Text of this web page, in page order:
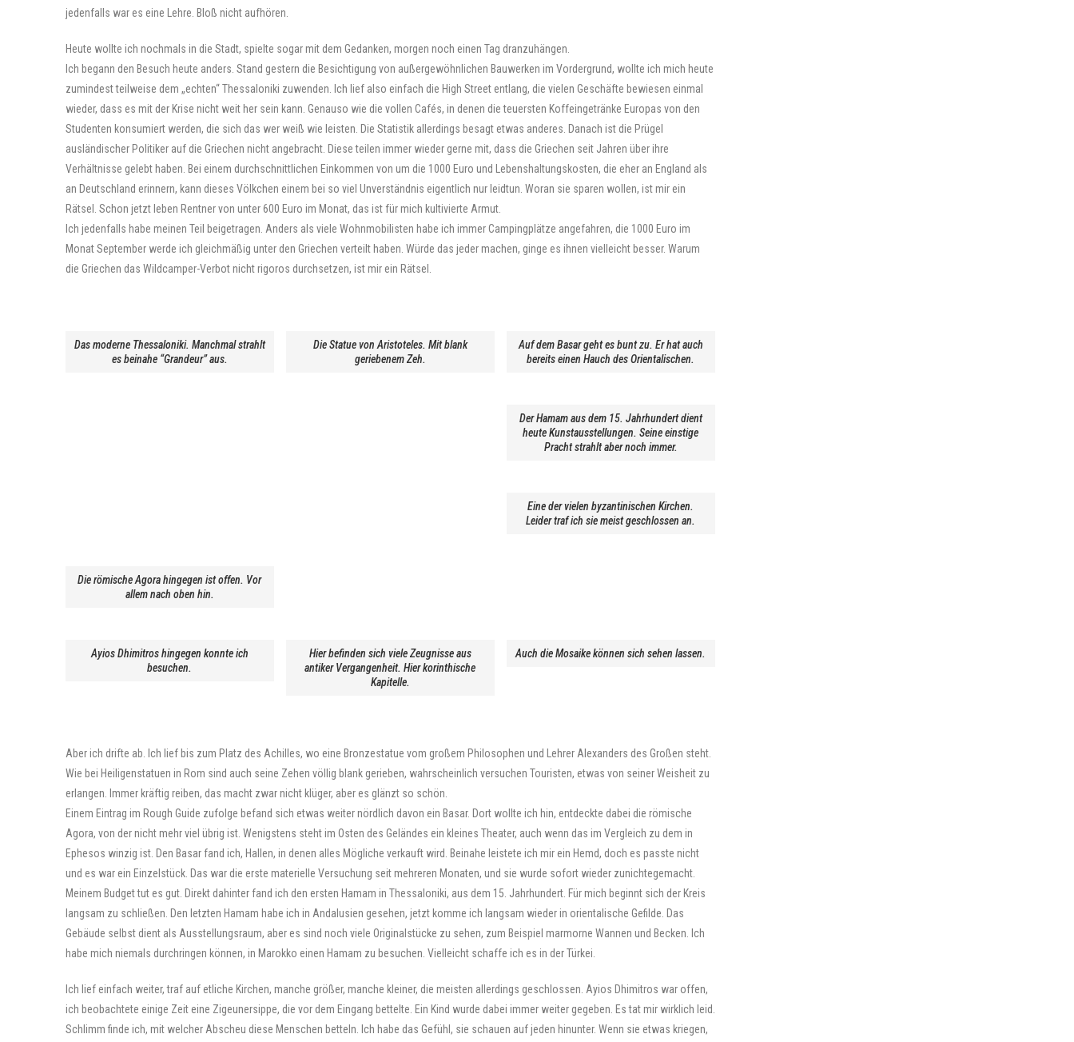
jedenfalls war es eine Lehre. Bloß nicht aufhören.
Heute wollte ich nochmals in die Stadt, spielte sogar mit dem Gedanken, morgen noch einen Tag dranzuhängen.
Ich begann den Besuch heute anders. Stand gestern die Besichtigung von außergewöhnlichen Bauwerken im Vordergrund, wollte ich mich heute
zumindest teilweise dem „echten“ Thessaloniki zuwenden. Ich lief also einfach die High Street entlang, die vielen Geschäfte bewiesen einmal
wieder, dass es mit der Krise nicht weit her sein kann. Genauso wie die vollen Cafés, in denen die teuersten Koffeingetränke Europas von den
Studenten konsumiert werden, die sich das wer weiß wie leisten. Die Statistik allerdings besagt etwas anderes. Danach ist die Prügel
ausländischer Politiker auf die Griechen nicht angebracht. Diese teilen immer wieder gerne mit, dass die Griechen seit Jahren über ihre
Verhältnisse gelebt haben. Bei einem durchschnittlichen Einkommen von um die 1000 Euro und Lebenshaltungskosten, die eher an England als
an Deutschland erinnern, kann dieses Völkchen einem bei so viel Unverständnis eigentlich nur leidtun. Woran sie sparen wollen, ist mir ein
Rätsel. Schon jetzt leben Rentner von unter 600 Euro im Monat, das ist für mich kultivierte Armut.
Ich jedenfalls habe meinen Teil beigetragen. Anders als viele Wohnmobilisten habe ich immer Campingplätze angefahren, die 1000 Euro im
Monat September werde ich gleichmäßig unter den Griechen verteilt haben. Würde das jeder machen, ginge es ihnen vielleicht besser. Warum
die Griechen das Wildcamper-Verbot nicht rigoros durchsetzen, ist mir ein Rätsel.
Das moderne Thessaloniki. Manchmal strahlt
es beinahe “Grandeur” aus.
Die Statue von Aristoteles. Mit blank
geriebenem Zeh.
Auf dem Basar geht es bunt zu. Er hat auch
bereits einen Hauch des Orientalischen.
Der Hamam aus dem 15. Jahrhundert dient
heute Kunstausstellungen. Seine einstige
Pracht strahlt aber noch immer.
Eine der vielen byzantinischen Kirchen.
Leider traf ich sie meist geschlossen an.
Die römische Agora hingegen ist offen. Vor
allem nach oben hin.
Ayios Dhimitros hingegen konnte ich
besuchen.
Hier befinden sich viele Zeugnisse aus
antiker Vergangenheit. Hier korinthische
Kapitelle.
Auch die Mosaike können sich sehen lassen.
Aber ich drifte ab. Ich lief bis zum Platz des Achilles, wo eine Bronzestatue vom großem Philosophen und Lehrer Alexanders des Großen steht.
Wie bei Heiligenstatuen in Rom sind auch seine Zehen völlig blank gerieben, wahrscheinlich versuchen Touristen, etwas von seiner Weisheit zu
erlangen. Immer kräftig reiben, das macht zwar nicht klüger, aber es glänzt so schön.
Einem Eintrag im Rough Guide zufolge befand sich etwas weiter nördlich davon ein Basar. Dort wollte ich hin, entdeckte dabei die römische
Agora, von der nicht mehr viel übrig ist. Wenigstens steht im Osten des Geländes ein kleines Theater, auch wenn das im Vergleich zu dem in
Ephesos winzig ist. Den Basar fand ich, Hallen, in denen alles Mögliche verkauft wird. Beinahe leistete ich mir ein Hemd, doch es passte nicht
und es war ein Einzelstück. Das war die erste materielle Versuchung seit mehreren Monaten, und sie wurde sofort wieder zunichtegemacht.
Meinem Budget tut es gut. Direkt dahinter fand ich den ersten Hamam in Thessaloniki, aus dem 15. Jahrhundert. Für mich beginnt sich der Kreis
langsam zu schließen. Den letzten Hamam habe ich in Andalusien gesehen, jetzt komme ich langsam wieder in orientalische Gefilde. Das
Gebäude selbst dient als Ausstellungsraum, aber es sind noch viele Originalstücke zu sehen, zum Beispiel marmorne Wannen und Becken. Ich
habe mich niemals durchringen können, in Marokko einen Hamam zu besuchen. Vielleicht schaffe ich es in der Türkei.
Ich lief einfach weiter, traf auf etliche Kirchen, manche größer, manche kleiner, die meisten allerdings geschlossen. Ayios Dhimitros war offen,
ich beobachtete einige Zeit eine Zigeunersippe, die vor dem Eingang bettelte. Ein Kind wurde dabei immer weiter gegeben. Es tat mir wirklich leid.
Schlimm finde ich, mit welcher Abscheu diese Menschen betteln. Ich habe das Gefühl, sie schauen auf jeden hinunter. Wenn sie etwas kriegen,